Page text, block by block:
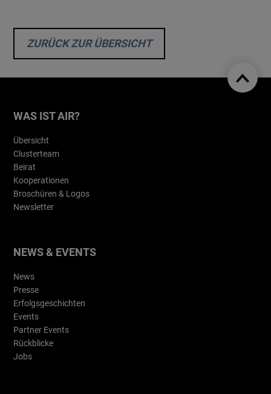
ZURÜCK ZUR ÜBERSICHT
WAS IST AIR?
Übersicht
Clusterteam
Beirat
Kooperationen
Broschüren & Logos
Newsletter
NEWS & EVENTS
News
Presse
Erfolgsgeschichten
Events
Partner Events
Rückblicke
Jobs